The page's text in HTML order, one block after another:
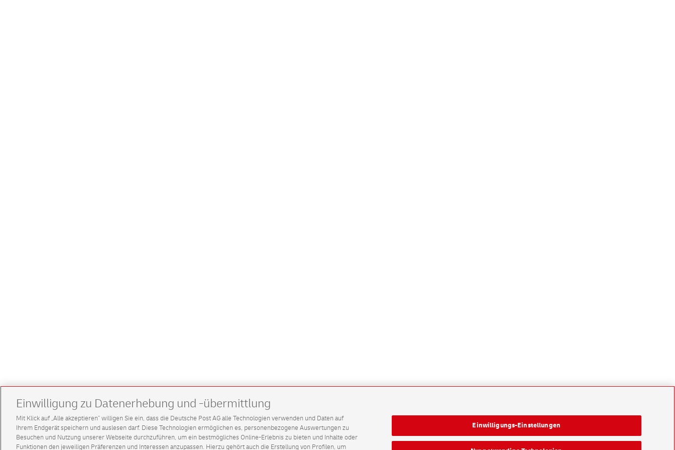
Einwilligung zu Datenerhebung und -übermittlung
Mit Klick auf „Alle akzeptieren” willigen Sie ein, dass die Deutsche Post AG alle Technologien verwenden und Daten auf
Ihrem Endgerät speichern und auslesen darf. Diese Technologien ermöglichen es, personenbezogene Auswertungen zu
Besuchen und Nutzung unserer Webseite durchzuführen, um ein bestmögliches Online-Erlebnis zu bieten und Inhalte oder
Funktionen den jeweiligen Präferenzen und Interessen anzupassen. Hierzu gehört auch die Erstellung von Profilen, um
Einwilligungs-Einstellungen